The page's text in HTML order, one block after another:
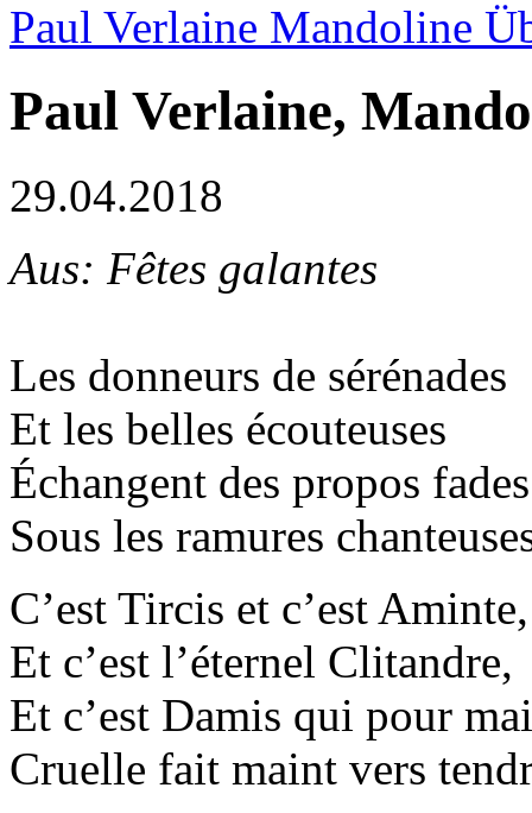
Paul Verlaine Mandoline
Paul Verlaine,
29.04.2018
Aus: Fêtes galantes
Les donneurs de sérénades
Et les belles écouteuses
Échangent des propos fades
Sous les ramures
C’est Tircis et c’est Aminte,
Et c’est l’éternel Clitandre,
Et c’est Damis qui pour
Cruelle fait maint vers